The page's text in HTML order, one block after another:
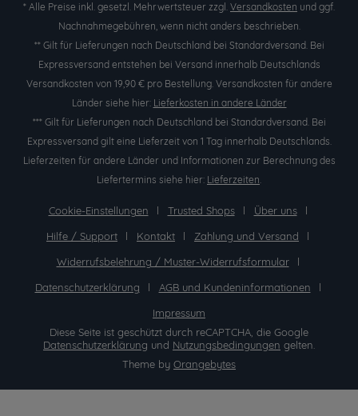
* Alle Preise inkl. gesetzl. Mehrwertsteuer zzgl. Versandkosten und ggf.
Nachnahmegebühren, wenn nicht anders beschrieben.
** Gilt für Lieferungen nach Deutschland bei Standardversand. Bei
Expressversand entstehen bei Versand innerhalb Deutschlands
Versandkosten von 19,90 € pro Bestellung. Versandkosten für andere
Länder siehe hier: Lieferkosten in andere Länder
*** Gilt für Lieferungen nach Deutschland bei Standardversand. Bei
Expressversand gilt eine Lieferzeit von 1 Tag innerhalb Deutschlands.
Lieferzeiten für andere Länder und Informationen zur Berechnung des
Liefertermins siehe hier: Lieferzeiten.
Cookie-Einstellungen Trusted Shops
Über uns
Hilfe / Support
Kontakt
Zahlung und Versand
Widerrufsbelehrung / Muster-Widerrufsformular
Datenschutzerklärung
AGB und Kundeninformationen
Impressum
Diese Seite ist geschützt durch reCAPTCHA, die Google
Datenschutzerklärung und Nutzungsbedingungen gelten.
Theme by Orangebytes